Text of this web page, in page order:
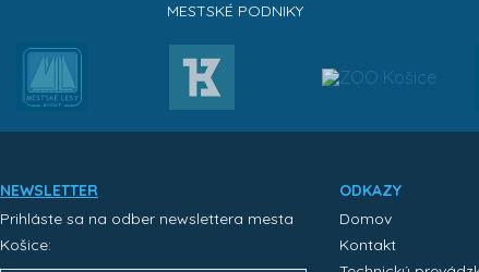
MESTSKÉ PODNIKY
NEWSLETTER
Prihláste sa na odber newslettera mesta
Košice:
ODKAZY
Domov
Kontakt